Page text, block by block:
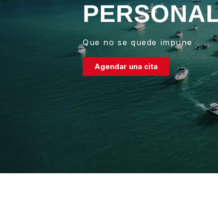
Que no se quede impune
Agendar una cita